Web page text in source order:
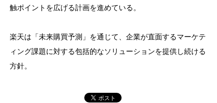
触ポイントを広げる計画を進めている。
楽天は「未来購買予測」を通じて、企業が直面するマーケテ
ィング課題に対する包括的なソリューションを提供し続ける
方針。